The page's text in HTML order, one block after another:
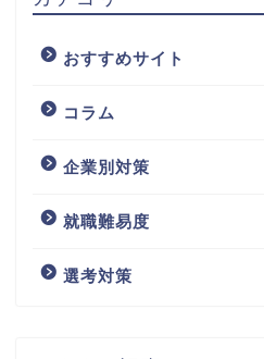
おすすめサイト
コラム
企業別対策
就職難易度
選考対策